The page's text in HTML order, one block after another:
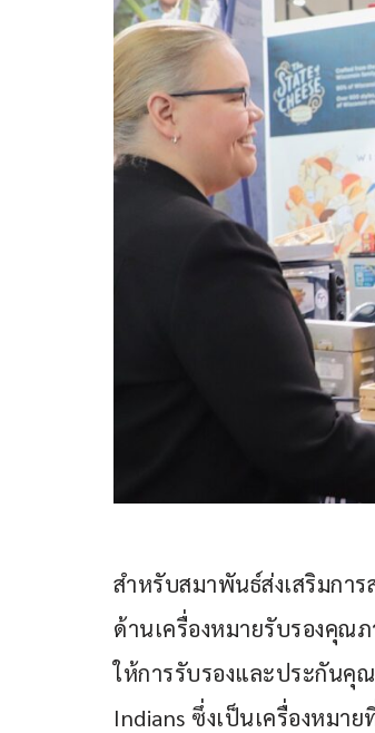
สำหรับสมาพันธ์ส่งเสริมกา
ด้านเครื่องหมายรับรองคุณ
ให้การรับรองและประกันคุ
Indians ซึ่งเป็นเครื่องหมา